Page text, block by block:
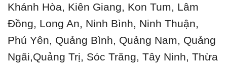
Khánh Hòa, Kiên Giang, Kon Tum, Lâm
Đồng, Long An, Ninh Bình, Ninh Thuận,
Phú Yên, Quảng Bình, Quảng Nam, Quảng
Ngãi,Quảng Trị, Sóc Trăng, Tây Ninh, Thừa